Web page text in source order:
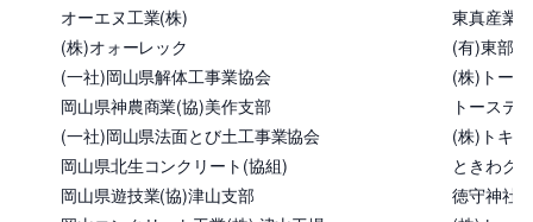
オーエヌ工業(株)
東真産業(
(株)オォーレック
(有)東部
(一社)岡山県解体工事業協会
(株)トー
岡山県神農商業(協)美作支部
トーステ(
(一社)岡山県法面とび土工事業協会
(株)トキア
岡山県北生コンクリート(協組)
ときわグ
岡山県遊技業(協)津山支部
徳守神社